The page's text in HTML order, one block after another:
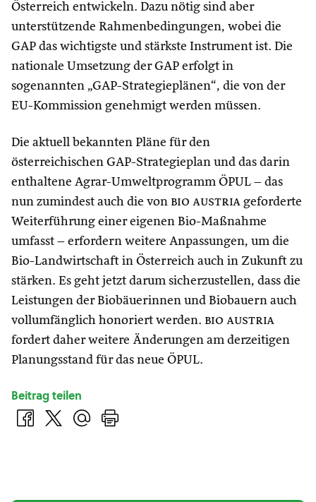
Österreich entwickeln. Dazu nötig sind aber
unterstützende Rahmenbedingungen, wobei die
GAP das wichtigste und stärkste Instrument ist. Die
nationale Umsetzung der GAP erfolgt in
sogenannten „GAP-Strategieplänen“, die von der
EU-Kommission genehmigt werden müssen.
Die aktuell bekannten Pläne für den
österreichischen GAP-Strategieplan und das darin
enthaltene Agrar-Umweltprogramm ÖPUL – das
nun zumindest auch die von bio austria geforderte
Weiterführung einer eigenen Bio-Maßnahme
umfasst – erfordern weitere Anpassungen, um die
Bio-Landwirtschaft in Österreich auch in Zukunft zu
stärken. Es geht jetzt darum sicherzustellen, dass die
Leistungen der Biobäuerinnen und Biobauern auch
vollumfänglich honoriert werden. bio austria
fordert daher weitere Änderungen am derzeitigen
Planungsstand für das neue ÖPUL.
Beitrag teilen